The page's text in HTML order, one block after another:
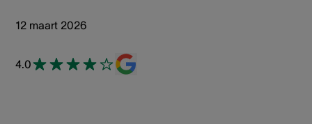
12 maart 2026
4.0